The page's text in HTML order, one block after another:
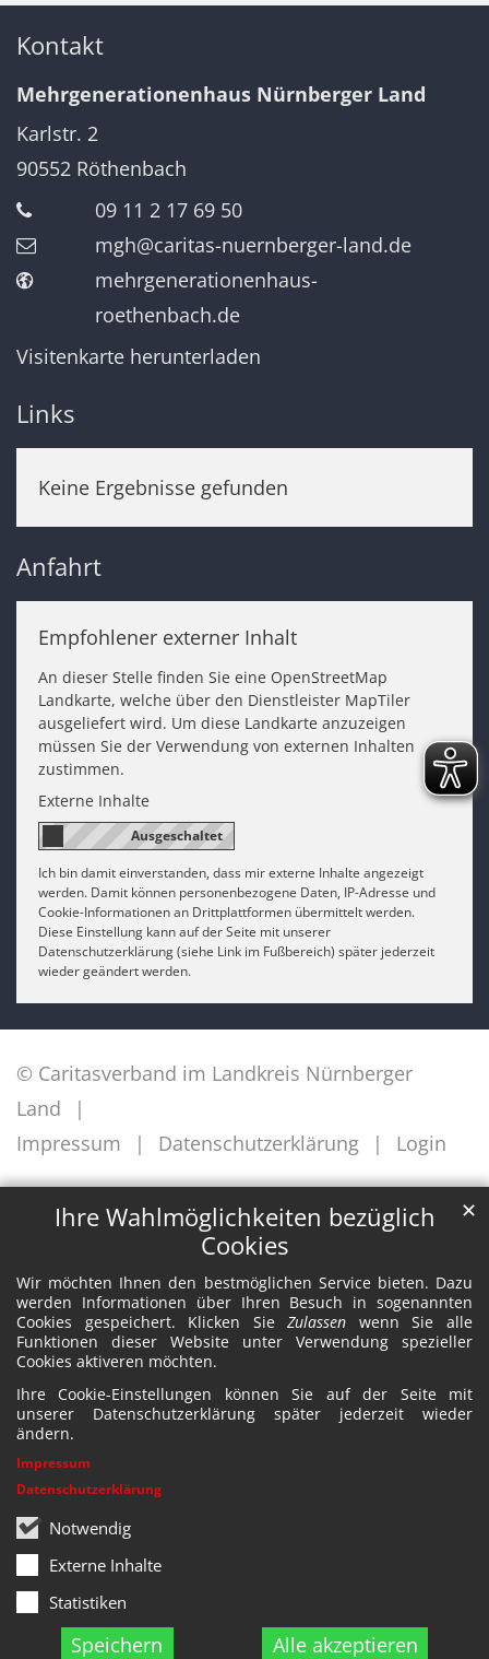
Ihre Wahlmöglichkeiten bezüglich
Cookies
Wir möchten Ihnen den bestmöglichen Service bieten. Dazu
werden Informationen über Ihren Besuch in sogenannten
Cookies gespeichert. Klicken SieZulassen wenn Sie alle
Funktionen dieser Website unter Verwendung spezieller
Cookies aktiveren möchten.
Ihre Cookie-Einstellungen können Sie auf der Seite mit
unserer Datenschutzerklärung später jederzeit wieder
ändern.
Notwendig
Externe Inhalte
Statistiken
Speichern Alle akzeptieren
✕
Impressum
Datenschutzerklärung
Kontakt
Mehrgenerationenhaus Nürnberger Land
Karlstr. 2
90552 Röthenbach
09 11 2 17 69 50
mgh@caritas-nuernberger-land.de
mehrgenerationenhaus-
roethenbach.de
Visitenkarte herunterladen
Links
Keine Ergebnisse gefunden
Anfahrt
Empfohlener externer Inhalt
An dieser Stelle finden Sie eine OpenStreetMap
Landkarte, welche über den Dienstleister MapTiler
ausgeliefert wird. Um diese Landkarte anzuzeigen
müssen Sie der Verwendung von externen Inhalten
zustimmen.
Externe Inhalte
Ich bin damit einverstanden, dass mir externe Inhalte angezeigt
werden. Damit können personenbezogene Daten, IP-Adresse und
Cookie-Informationen an Drittplattformen übermittelt werden.
Diese Einstellung kann auf der Seite mit unserer
Datenschutzerklärung (siehe Link im Fußbereich) später jederzeit
wieder geändert werden.
© Caritasverband im Landkreis Nürnberger
Land
Impressum
Datenschutzerklärung Login